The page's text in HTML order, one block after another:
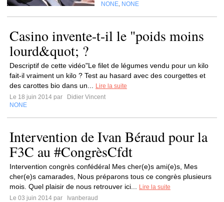
NONE NONE
Casino invente-t-il le "poids moins
lourd&quot; ?
Descriptif de cette vidéo"Le filet de légumes vendu pour un kilo
fait-il vraiment un kilo ? Test au hasard avec des courgettes et
des carottes bio dans un...
Lire la suite
Le 18 juin 2014 par
Didier Vincent
NONE
Intervention de Ivan Béraud pour la
F3C au #CongrèsCfdt
Intervention congrès confédéral Mes cher(e)s ami(e)s, Mes
cher(e)s camarades, Nous préparons tous ce congrès plusieurs
mois. Quel plaisir de nous retrouver ici...
Lire la suite
Le 03 juin 2014 par
Ivanberaud